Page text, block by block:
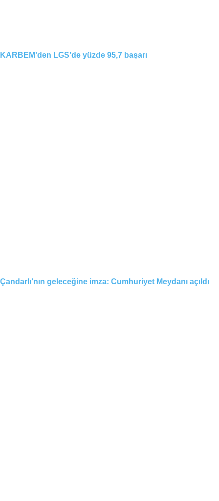
KARBEM’den LGS’de yüzde 95,7 başarı
Çandarlı’nın geleceğine imza: Cumhuriyet Meydanı açıldı